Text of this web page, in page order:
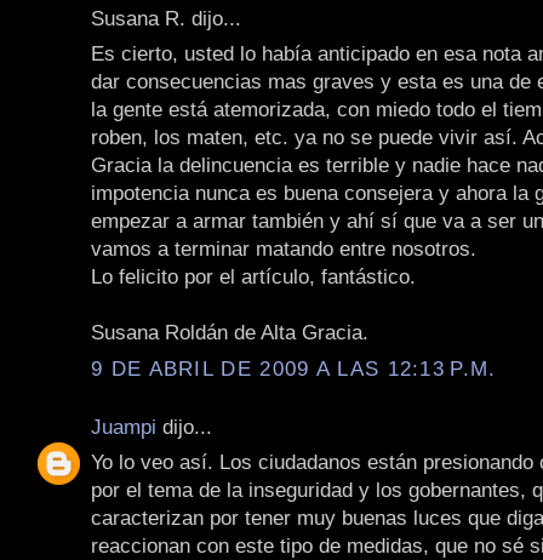
Susana R. dijo...
Es cierto, usted lo había anticipado en esa nota
dar consecuencias mas graves y esta es una de
la gente está atemorizada, con miedo todo el
roben, los maten, etc. ya no se puede vivir así.
Gracia la delincuencia es terrible y nadie hace
impotencia nunca es buena consejera y ahora la
empezar a armar también y ahí sí que va a ser
vamos a terminar matando entre nosotros.
Lo felicito por el artículo, fantástico.
Susana Roldán de Alta Gracia.
9 DE ABRIL DE 2009 A LAS 12:13 P.M.
Juampi dijo...
Yo lo veo así. Los ciudadanos están presionando
por el tema de la inseguridad y los gobernantes,
caracterizan por tener muy buenas luces que
reaccionan con este tipo de medidas, que no sé